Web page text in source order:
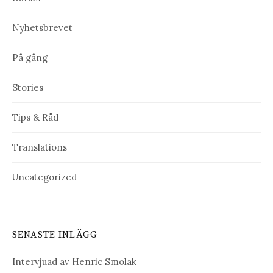
Nyhetsbrevet
På gång
Stories
Tips & Råd
Translations
Uncategorized
SENASTE INLÄGG
Intervjuad av Henric Smolak